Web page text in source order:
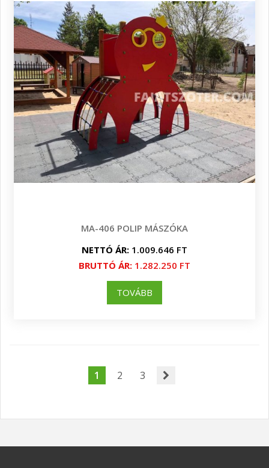
MA-406 POLIP MÁSZÓKA
NETTÓ ÁR: 1.009.646 FT
BRUTTÓ ÁR: 1.282.250 FT
TOVÁBB
1 2 3